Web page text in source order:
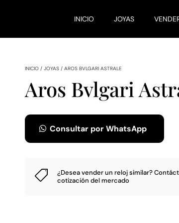
INICIO JOYAS
INICIO / JOYAS / AROS BVLGARI ASTRALE
Aros Bvlgari
Consultar por WhatsApp
 ¿Desea vender un reloj similar?
cotización del mercado